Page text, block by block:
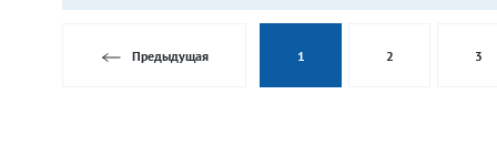
Предыдущая 1 2 3